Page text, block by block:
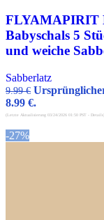
FLYAMAPIRIT
Babyschals 5
und weiche
Sabberlatz
9.99€
8.99 €.
(Letzte Aktualisierung 03/24/2026 01:50 PST - Details)
-27%